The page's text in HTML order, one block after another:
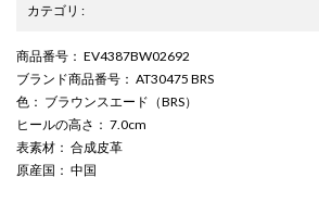
カテゴリ :
商品番号 ： EV4387BW02692
ブランド商品番号 ： AT30475 BRS
色 ： ブラウンスエード（BRS）
ヒールの高さ ： 7.0cm
表素材 ： 合成皮革
原産国 ： 中国